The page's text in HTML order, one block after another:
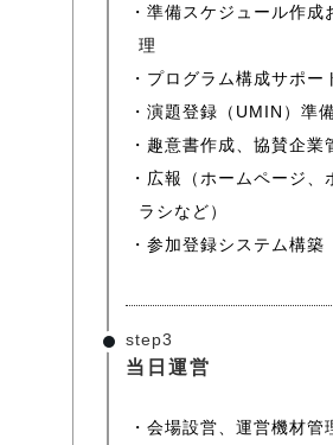
準備スケジュール作成
理
プログラム構成サポー
演題登録（UMIN）準
趣意書作成、協賛企業
広報（ホームページ、
ラシなど）
参加登録システム構築
step3
当日運営
会場設営、運営機材管